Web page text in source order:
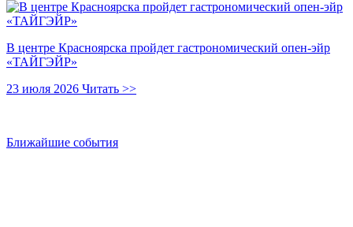
В центре Красноярска пройдет гастрономический опен-эйр
«ТАЙГЭЙР»
23 июля 2026 Читать >>
Ближайшие события